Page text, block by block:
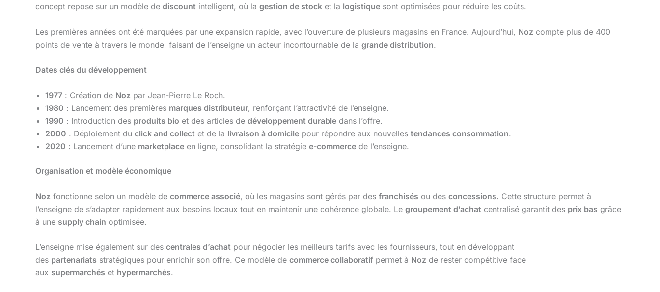
concept repose sur un modèle de discount intelligent, où la gestion de stock et la logistique sont optimisées pour réduire les coûts.
Les premières années ont été marquées par une expansion rapide, avec l’ouverture de plusieurs magasins en France. Aujourd’hui, Noz compte plus de 400
points de vente à travers le monde, faisant de l’enseigne un acteur incontournable de la grande distribution.
Dates clés du développement
1977 : Création de Noz par Jean-Pierre Le Roch.
1980 : Lancement des premières marques distributeur, renforçant l’attractivité de l’enseigne.
1990 : Introduction des produits bio et des articles de développement durable dans l’offre.
2000 : Déploiement du click and collect et de la livraison à domicile pour répondre aux nouvelles tendances consommation.
2020 : Lancement d’une marketplace en ligne, consolidant la stratégie e-commerce de l’enseigne.
Organisation et modèle économique
Noz fonctionne selon un modèle de commerce associé, où les magasins sont gérés par des franchisés ou des concessions. Cette structure permet à
l’enseigne de s’adapter rapidement aux besoins locaux tout en maintenir une cohérence globale. Le groupement d’achat centralisé garantit des prix bas grâce
à une supply chain optimisée.
L’enseigne mise également sur des centrales d’achat pour négocier les meilleurs tarifs avec les fournisseurs, tout en développant
des partenariats stratégiques pour enrichir son offre. Ce modèle de commerce collaboratif permet à Noz de rester compétitive face
aux supermarchés et hypermarchés.